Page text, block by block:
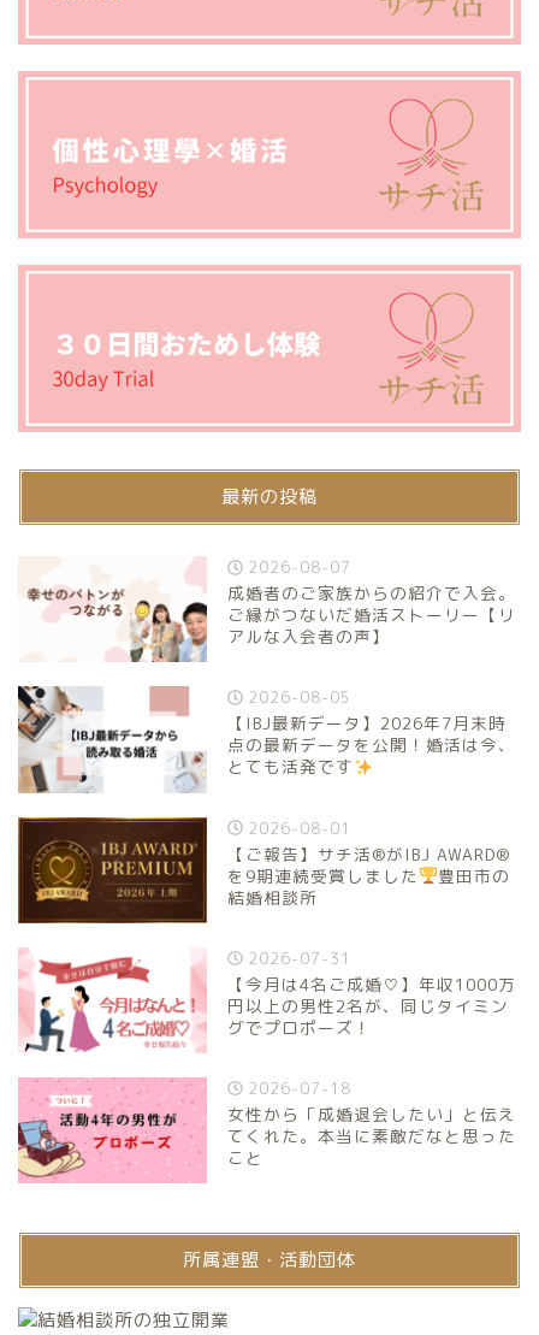
最新の投稿
2026-08-07
成婚者のご家族からの紹介で入会。
ご縁がつないだ婚活ストーリー【リ
アルな入会者の声】
2026-08-05
【IBJ最新データ】2026年7月末時
点の最新データを公開！婚活は今、
とても活発です
2026-08-01
【ご報告】サチ活®がIBJ AWARD®
を9期連続受賞しました
豊田市の
結婚相談所
2026-07-31
【今月は4名ご成婚♡】年収1000万
円以上の男性2名が、同じタイミン
グでプロポーズ！
2026-07-18
女性から「成婚退会したい」と伝え
てくれた。本当に素敵だなと思った
こと
所属連盟・活動団体